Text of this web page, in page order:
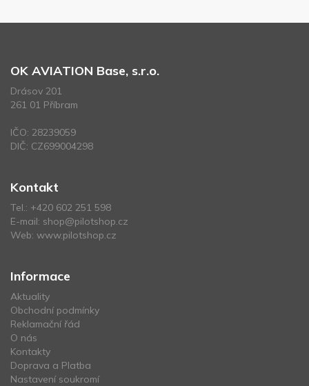
OK AVIATION Base, s.r.o.
Drásov 201
261 01 Příbram
IČO: 28239059
DIČ: CZ699004298
Kontakt
Tel.: +420 602 251 598
E-mail: shop@pilotshop.cz
Web: www.pilotshop.cz
Informace
Aktuality
Obchodní podmínky
Reklamační řád
O nás
Kontakty
Doprava a Platba
Nastavení soukromí